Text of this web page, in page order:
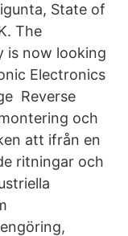
State of
The
is now looking
Electronics
Reverse
och
att ifrån en
ritningar och